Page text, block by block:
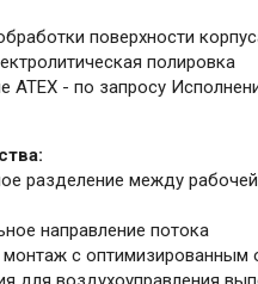
поверхности
полировка
АТЕХ - по запросу
разделение между
направление потока
с оптимизированным